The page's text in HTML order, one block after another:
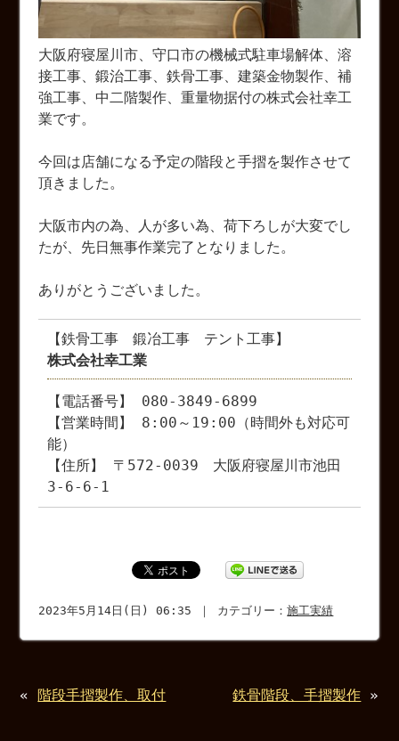
大阪府寝屋川市、守口市の機械式駐車場解体、溶
接工事、鍛治工事、鉄骨工事、建築金物製作、補
強工事、中二階製作、重量物据付の株式会社幸工
業です。
今回は店舗になる予定の階段と手摺を製作させて
頂きました。
大阪市内の為、人が多い為、荷下ろしが大変でし
たが、先日無事作業完了となりました。
ありがとうございました。
【鉄骨工事 鍛冶工事 テント工事】
株式会社幸工業
【電話番号】 080-3849-6899
【営業時間】 8:00～19:00（時間外も対応可
能）
【住所】 〒572-0039 大阪府寝屋川市池田
3-6-6-1
2023年5月14日(日) 06:35 ｜ カテゴリー：施工実績
« 階段手摺製作、取付 鉄骨階段、手摺製作 »